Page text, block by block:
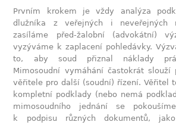
Prvním krokem je vždy analýza
dlužníka z veřejných i neveřejných
zasíláme před-žalobní (advokátní)
vyzýváme k zaplacení pohledávky.
to, aby soud přiznal náklady
Mimosoudní vymáhání častokrát slouží
věřitele pro další (soudní) řízení. Věřitel
kompletní podklady (nebo nemá
mimosoudního jednání se
k podpisu různých dokumentů,